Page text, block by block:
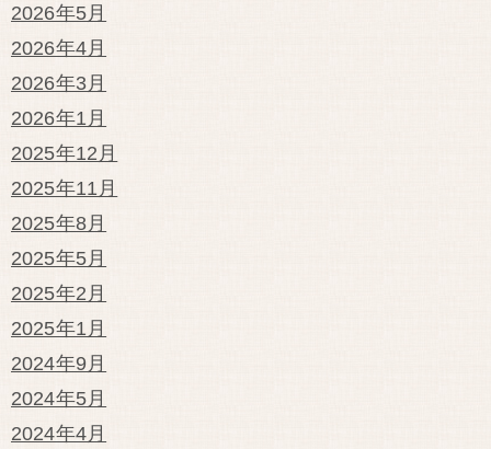
2026年5月
2026年4月
2026年3月
2026年1月
2025年12月
2025年11月
2025年8月
2025年5月
2025年2月
2025年1月
2024年9月
2024年5月
2024年4月